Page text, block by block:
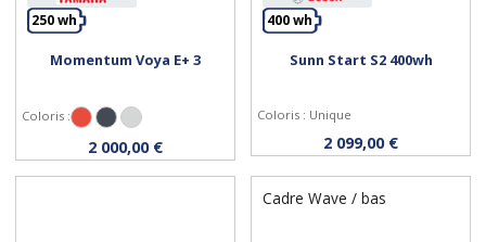
Personnaliser
250 wh
Momentum Voya E+ 3
Coloris : Rouge Noir
2 000,00 €
Personnaliser
400 wh
Sunn Start S2 400wh
Coloris : Unique
2 099,00 €
Cadre Wave / bas